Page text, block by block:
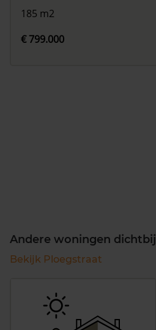
185 m2
€ 799.000
Andere woningen dichtbij
Bekijk Ploegstraat